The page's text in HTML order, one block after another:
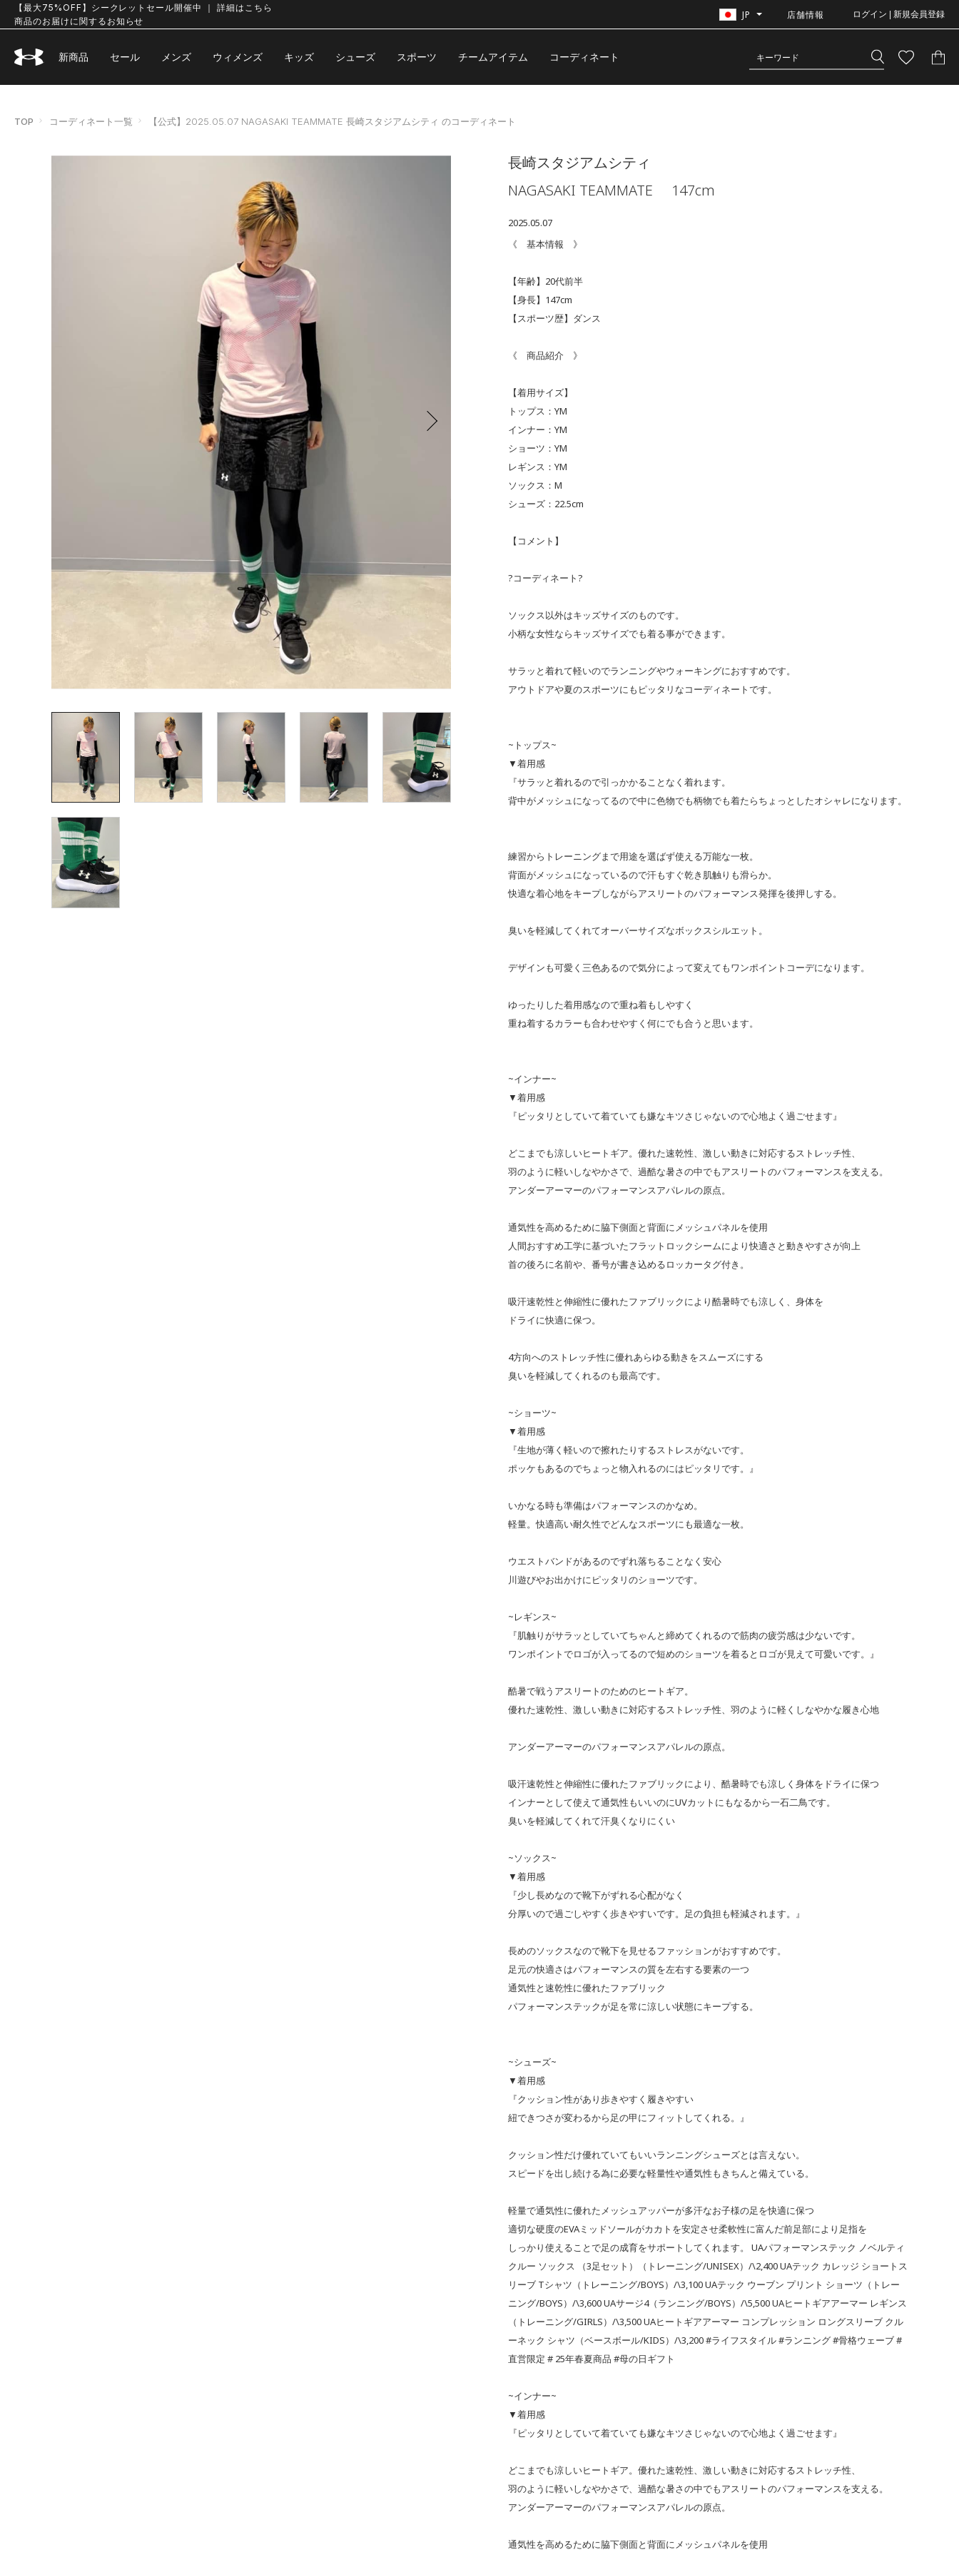
【最大75%OFF】シークレットセール開催中 ｜ 詳細はこちら
商品のお届けに関するお知らせ
JP 店舗情報 ログイン | 新規会員登録
新商品 セール メンズ ウィメンズ キッズ シューズ スポーツ チームアイテム コーディネート
TOP コーディネート一覧 【公式】2025.05.07 NAGASAKI TEAMMATE 長崎スタジアムシティ のコーディネート
長崎スタジアムシティ
NAGASAKI TEAMMATE
147cm
2025.05.07
《 基本情報 》
【年齢】20代前半
【身長】147cm
【スポーツ歴】ダンス
《 商品紹介 》
【着用サイズ】
トップス：YM
インナー：YM
ショーツ：YM
レギンス：YM
ソックス：M
シューズ：22.5cm
【コメント】
?コーディネート?
ソックス以外はキッズサイズのものです。
小柄な女性ならキッズサイズでも着る事ができます。
サラッと着れて軽いのでランニングやウォーキングにおすすめです。
アウトドアや夏のスポーツにもピッタリなコーディネートです。
~トップス~
▼着用感
『サラッと着れるので引っかかることなく着れます。
背中がメッシュになってるので中に色物でも柄物でも着たらちょっとしたオシャレになります。
練習からトレーニングまで用途を選ばず使える万能な一枚。
背面がメッシュになっているので汗もすぐ乾き肌触りも滑らか。
快適な着心地をキープしながらアスリートのパフォーマンス発揮を後押しする。
臭いを軽減してくれてオーバーサイズなボックスシルエット。
デザインも可愛く三色あるので気分によって変えてもワンポイントコーデになります。
ゆったりした着用感なので重ね着もしやすく
重ね着するカラーも合わせやすく何にでも合うと思います。
~インナー~
▼着用感
『ピッタリとしていて着ていても嫌なキツさじゃないので心地よく過ごせます』
どこまでも涼しいヒートギア。優れた速乾性、激しい動きに対応するストレッチ性、
羽のように軽いしなやかさで、過酷な暑さの中でもアスリートのパフォーマンスを支える。
アンダーアーマーのパフォーマンスアパレルの原点。
通気性を高めるために脇下側面と背面にメッシュパネルを使用
人間おすすめ工学に基づいたフラットロックシームにより快適さと動きやすさが向上
首の後ろに名前や、番号が書き込めるロッカータグ付き。
吸汗速乾性と伸縮性に優れたファブリックにより酷暑時でも涼しく、身体を
ドライに快適に保つ。
4方向へのストレッチ性に優れあらゆる動きをスムーズにする
臭いを軽減してくれるのも最高です。
~ショーツ~
▼着用感
『生地が薄く軽いので擦れたりするストレスがないです。
ポッケもあるのでちょっと物入れるのにはピッタリです。』
いかなる時も準備はパフォーマンスのかなめ。
軽量。快適高い耐久性でどんなスポーツにも最適な一枚。
ウエストバンドがあるのでずれ落ちることなく安心
川遊びやお出かけにピッタリのショーツです。
~レギンス~
『肌触りがサラッとしていてちゃんと締めてくれるので筋肉の疲労感は少ないです。
ワンポイントでロゴが入ってるので短めのショーツを着るとロゴが見えて可愛いです。』
酷暑で戦うアスリートのためのヒートギア。
優れた速乾性、激しい動きに対応するストレッチ性、羽のように軽くしなやかな履き心地
アンダーアーマーのパフォーマンスアパレルの原点。
吸汗速乾性と伸縮性に優れたファブリックにより、酷暑時でも涼しく身体をドライに保つ
インナーとして使えて通気性もいいのにUVカットにもなるから一石二鳥です。
臭いを軽減してくれて汗臭くなりにくい
~ソックス~
▼着用感
『少し長めなので靴下がずれる心配がなく
分厚いので過ごしやすく歩きやすいです。足の負担も軽減されます。』
長めのソックスなので靴下を見せるファッションがおすすめです。
足元の快適さはパフォーマンスの質を左右する要素の一つ
通気性と速乾性に優れたファブリック
パフォーマンステックが足を常に涼しい状態にキープする。
~シューズ~
▼着用感
『クッション性があり歩きやすく履きやすい
紐できつさが変わるから足の甲にフィットしてくれる。』
クッション性だけ優れていてもいいランニングシューズとは言えない。
スピードを出し続ける為に必要な軽量性や通気性もきちんと備えている。
軽量で通気性に優れたメッシュアッパーが多汗なお子様の足を快適に保つ
適切な硬度のEVAミッドソールがカカトを安定させ柔軟性に富んだ前足部により足指を
しっかり使えることで足の成育をサポートしてくれます。 UAパフォーマンステック ノベルティ
クルー ソックス （3足セット）（トレーニング/UNISEX）/\2,400 UAテック カレッジ ショートス
リーブ Tシャツ（トレーニング/BOYS）/\3,100 UAテック ウーブン プリント ショーツ（トレー
ニング/BOYS）/\3,600 UAサージ4（ランニング/BOYS）/\5,500 UAヒートギアアーマー レギンス
（トレーニング/GIRLS）/\3,500 UAヒートギアアーマー コンプレッション ロングスリーブ クル
ーネック シャツ（ベースボール/KIDS）/\3,200 #ライフスタイル #ランニング #骨格ウェーブ #
直営限定 # 25年春夏商品 #母の日ギフト
~インナー~
▼着用感
『ピッタリとしていて着ていても嫌なキツさじゃないので心地よく過ごせます』
どこまでも涼しいヒートギア。優れた速乾性、激しい動きに対応するストレッチ性、
羽のように軽いしなやかさで、過酷な暑さの中でもアスリートのパフォーマンスを支える。
アンダーアーマーのパフォーマンスアパレルの原点。
通気性を高めるために脇下側面と背面にメッシュパネルを使用